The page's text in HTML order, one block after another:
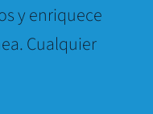
y enriquece
Cualquier